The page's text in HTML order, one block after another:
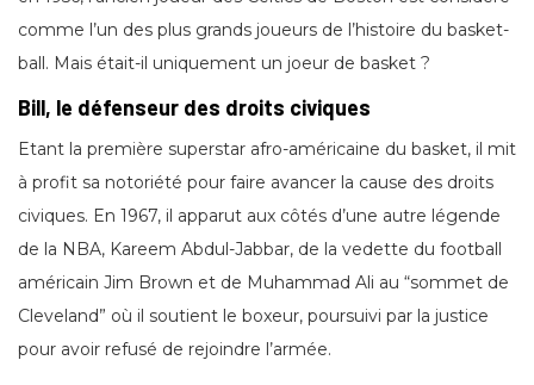
comme l’un des plus grands joueurs de l’histoire du basket-
ball. Mais était-il uniquement un joeur de basket ?
Bill, le défenseur des droits civiques
Etant la première superstar afro-américaine du basket, il mit
à profit sa notoriété pour faire avancer la cause des droits
civiques. En 1967, il apparut aux côtés d’une autre légende
de la NBA, Kareem Abdul-Jabbar, de la vedette du football
américain Jim Brown et de Muhammad Ali au “sommet de
Cleveland” où il soutient le boxeur, poursuivi par la justice
pour avoir refusé de rejoindre l’armée.